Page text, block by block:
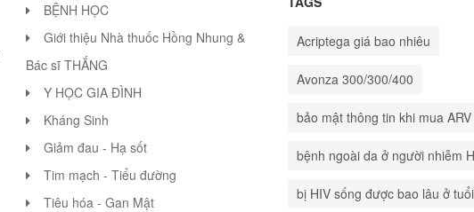
BỆNH HỌC
Giới thiệu Nhà thuốc Hồng Nhung &
Bác sĩ THẮNG
Y HỌC GIA ĐÌNH
Kháng Sinh
Giảm đau - Hạ sốt
Tim mạch - Tiểu đường
Tiêu hóa - Gan Mật
Acriptega giá bao nhiêu
Avonza 300/300/400
bảo mật thông tin khi mua ARV
bệnh ngoài da ở người nhiễm
bị HIV sống được bao lâu ở